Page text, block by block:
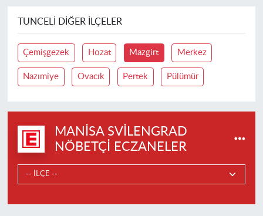
TUNCELI DIĞER İLÇELER
Çemişgezek Hozat Mazgirt Merkez
Nazımiye Ovacık Pertek Pülümür
MANISA SVILENGRAD
NÖBETÇI ECZANELER